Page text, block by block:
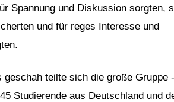
Spannung und Diskussion sorgten,
und für reges Interesse und
geschah teilte sich die große Gruppe -
Studierende aus Deutschland und